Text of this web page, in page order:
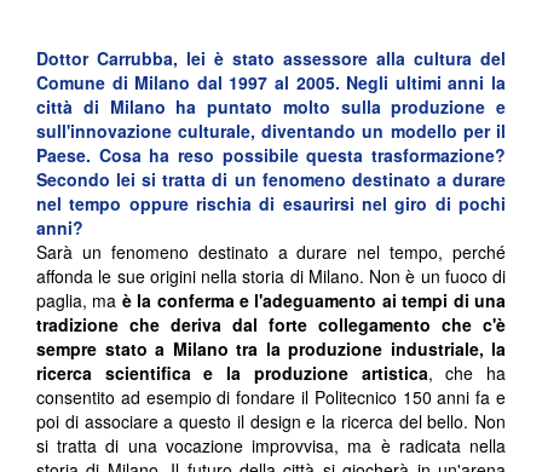
Dottor Carrubba, lei è stato assessore alla cultura del
Comune di Milano dal 1997 al 2005. Negli ultimi anni la
città di Milano ha puntato molto sulla produzione e
sull'innovazione culturale, diventando un modello per il
Paese. Cosa ha reso possibile questa trasformazione?
Secondo lei si tratta di un fenomeno destinato a durare
nel tempo oppure rischia di esaurirsi nel giro di pochi
anni?
Sarà un fenomeno destinato a durare nel tempo, perché
affonda le sue origini nella storia di Milano. Non è un fuoco di
paglia, ma è la conferma e l'adeguamento ai tempi di una
tradizione che deriva dal forte collegamento che c'è
sempre stato a Milano tra la produzione industriale, la
ricerca scientifica e la produzione artistica, che ha
consentito ad esempio di fondare il Politecnico 150 anni fa e
poi di associare a questo il design e la ricerca del bello. Non
si tratta di una vocazione improvvisa, ma è radicata nella